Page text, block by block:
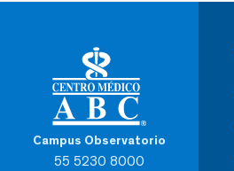
Campus Observatorio
55 5230 8000